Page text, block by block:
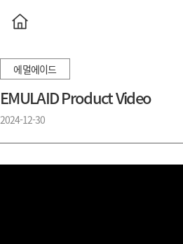
에멀에이드
EMULAID Product Video
2024-12-30